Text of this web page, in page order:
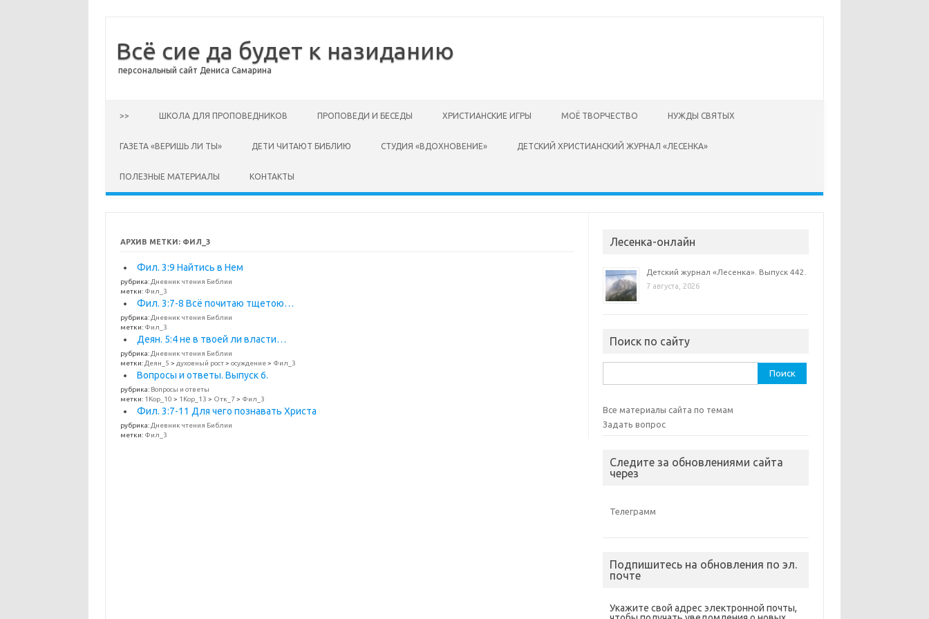
Всё сие да будет к назиданию
персональный сайт Дениса Самарина
>> ШКОЛА ДЛЯ ПРОПОВЕДНИКОВ ПРОПОВЕДИ И БЕСЕДЫ ХРИСТИАНСКИЕ ИГРЫ МОЁ ТВОРЧЕСТВО НУЖДЫ СВЯТЫХ
ГАЗЕТА «ВЕРИШЬ ЛИ ТЫ» ДЕТИ ЧИТАЮТ БИБЛИЮ СТУДИЯ «ВДОХНОВЕНИЕ» ДЕТСКИЙ ХРИСТИАНСКИЙ ЖУРНАЛ «ЛЕСЕНКА»
ПОЛЕЗНЫЕ МАТЕРИАЛЫ КОНТАКТЫ
АРХИВ МЕТКИ: ФИЛ_3
Фил. 3:9 Найтись в Нем
рубрика: Дневник чтения Библии
метки: Фил_3
Фил. 3:7-8 Всё почитаю тщетою…
рубрика: Дневник чтения Библии
метки: Фил_3
Деян. 5:4 не в твоей ли власти…
рубрика: Дневник чтения Библии
метки: Деян_5 > духовный рост> осуждение> Фил_3
Вопросы и ответы. Выпуск 6.
рубрика: Вопросы и ответы
метки: 1Кор_10 > 1Кор_13 > Отк_7> Фил_3
Фил. 3:7-11 Для чего познавать Христа
рубрика: Дневник чтения Библии
метки: Фил_3
Лесенка-онлайн
Детский журнал «Лесенка». Выпуск 442.
7 августа, 2026
Поиск по сайту
Все материалы сайта по темам
Задать вопрос
Следите за обновлениями сайта
через
Телеграмм
Подпишитесь на обновления по эл.
почте
Укажите свой адрес электронной почты,